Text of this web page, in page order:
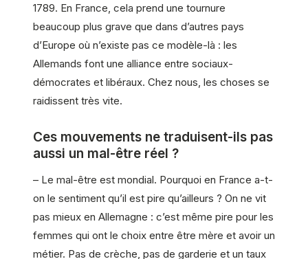
1789. En France, cela prend une tournure
beaucoup plus grave que dans d’autres pays
d’Europe où n’existe pas ce modèle-là : les
Allemands font une alliance entre sociaux-
démocrates et libéraux. Chez nous, les choses se
raidissent très vite.
Ces mouvements ne traduisent-ils pas
aussi un mal-être réel ?
– Le mal-être est mondial. Pourquoi en France a-t-
on le sentiment qu’il est pire qu’ailleurs ? On ne vit
pas mieux en Allemagne : c’est même pire pour les
femmes qui ont le choix entre être mère et avoir un
métier. Pas de crèche, pas de garderie et un taux